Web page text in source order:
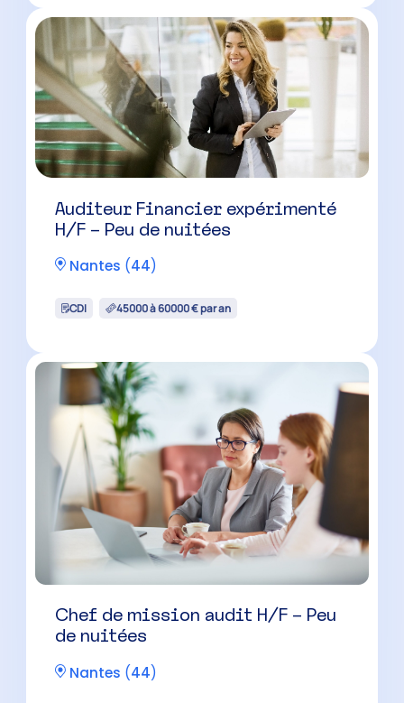
Auditeur Financier expérimenté
H/F – Peu de nuitées
Nantes (44)
CDI 45000 à 60000 € par an
Chef de mission audit H/F – Peu
de nuitées
Nantes (44)